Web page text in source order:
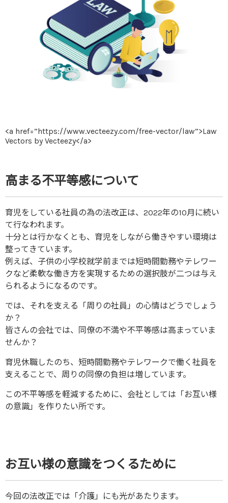
<a href=”https://www.vecteezy.com/free-vector/law”>Law
Vectors by Vecteezy</a>
高まる不平等感について
育児をしている社員の為の法改正は、2022年の10月に続い
て行なわれます。
十分とは行かなくとも、育児をしながら働きやすい環境は
整ってきています。
例えば、子供の小学校就学前までは短時間勤務やテレワー
クなど柔軟な働き方を実現するための選択肢が二つは与え
られるようになるのです。
では、それを支える「周りの社員」の心情はどうでしょう
か？
皆さんの会社では、同僚の不満や不平等感は高まっていま
せんか？
育児休職したのち、短時間勤務やテレワークで働く社員を
支えることで、周りの同僚の負担は増しています。
この不平等感を軽減するために、会社としては「お互い様
の意識」を作りたい所です。
お互い様の意識をつくるために
今回の法改正では「介護」にも光があたります。